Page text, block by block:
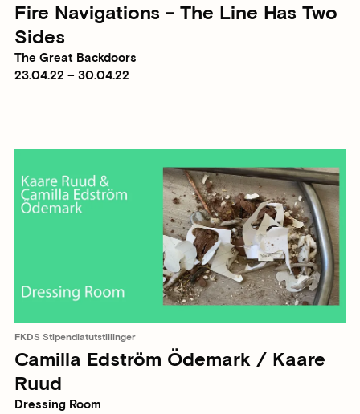
Fire Navigations - The Line Has Two
Sides
The Great Backdoors
23.04.22 – 30.04.22
FKDS Stipendiatutstillinger
Camilla Edström Ödemark / Kaare
Ruud
Dressing Room